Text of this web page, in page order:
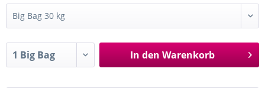
In den Warenkorb